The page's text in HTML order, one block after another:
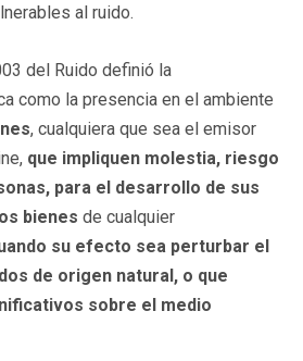
al ruido.
del Ruido definió la
como la presencia en el ambiente
, cualquiera que sea el emisor
que impliquen molestia, riesgo
para el desarrollo de sus
bienes de cualquier
su efecto sea perturbar el
de origen natural, o que
sobre el medio